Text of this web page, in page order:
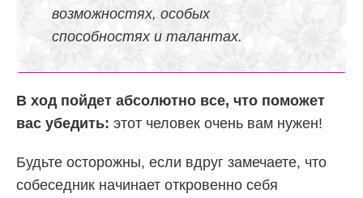
возможностях, особых
способностях и талантах.
В ход пойдет абсолютно все, что поможет
вас убедить: этот человек очень вам нужен!
Будьте осторожны, если вдруг замечаете, что
собеседник начинает откровенно себя